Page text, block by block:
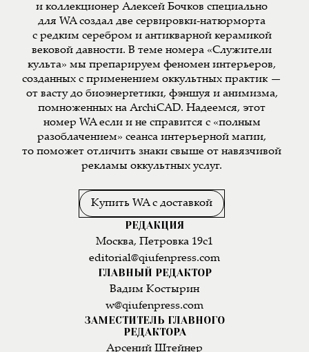
и коллекционер Алексей Бочков специально
для WA создал две сервировки-натюрморта
с редким серебром и антикварной керамикой
вековой давности. В теме номера «Служители
культа» мы препарируем феномен интерьеров,
созданных с применением оккультных практик —
от васту до биоэнергетики, фэншуя и анимизма,
помноженных на ArchiCAD. Надеемся, этот
номер WA если и не справится с «полным
разоблачением» сеанса интерьерной магии,
то поможет отличить знаки свыше от навязчивой
рекламы оккультных услуг.
Купить WA с доставкой
РЕДАКЦИЯ
Москва, Петровка 19с1
editorial@qiufenpress.com
ГЛАВНЫЙ РЕДАКТОР
Вадим Костырин
w@qiufenpress.com
ЗАМЕСТИТЕЛЬ ГЛАВНОГО
РЕДАКТОРА
Арсений Штейнер